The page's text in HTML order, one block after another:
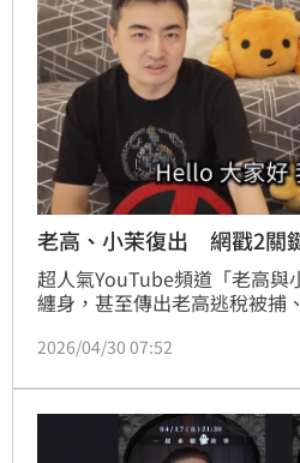
老高、小茉復出 網戳2關
超人氣YouTube頻道「老高與
纏身，甚至傳出老高逃稅被捕
更新後，神隱許久的小茉終於
「共產主義」4個字，網友質
治，這次卻突然提到共產，加
片都沒露臉，很可能是AI製片
2026/04/30 07:52